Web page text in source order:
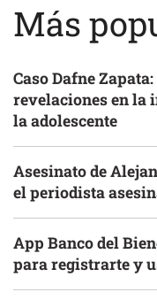
Más
Caso Dafne
revelaciones en la
la adolescente
Asesinato de
el periodista
App Banco del
para registrarte y